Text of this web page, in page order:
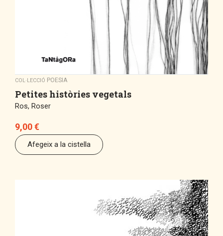
COL·LECCIÓ POESIA
Petites històries vegetals
Ros, Roser
9,00€
Afegeix a la cistella